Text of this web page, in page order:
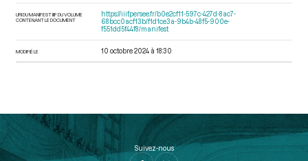
URI DU MANIFEST IIIF DU VOLUME
CONTENANT LE DOCUMENT
https://iiif.persee.fr/b0e2cf11-597c-427d-8ac7-
68bcc0acf13b/f1d1ce3a-9b4b-48f5-900e-
f551dd5f44f8/manifest
MODIFIÉ LE 10 octobre 2024 à 18:30
Suivez-nous